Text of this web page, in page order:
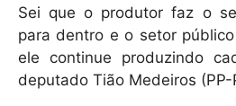
Sei que o produtor faz o
para dentro e o setor
ele continue produzindo
deputado Tião Medeiros (PP-